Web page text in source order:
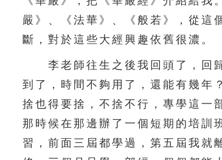
嚴》、《法華》、《般若》，從這
斷，對於這些大經興趣依舊很濃。
李老師往生之後我回頭了，回歸
到了，時間不夠用了，還能有幾年
捨也得要捨，不捨不行，專學這一
那時候在那邊辦了一個短期的培訓
習，前面三屆都學過，第五屆我就